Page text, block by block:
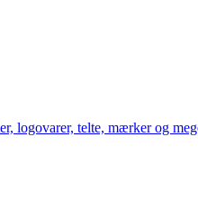
logovarer, telte, mærker og